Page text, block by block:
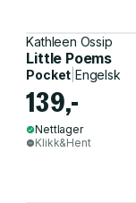
Kathleen Ossip
Little Poems
Pocket Engelsk
139,-
Nettlager
Klikk&Hent